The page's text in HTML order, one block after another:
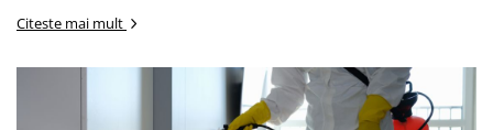
Acoperitori Încălțăminte Unică
Acoperitori Cap Unică Folosință
Citeste mai mult